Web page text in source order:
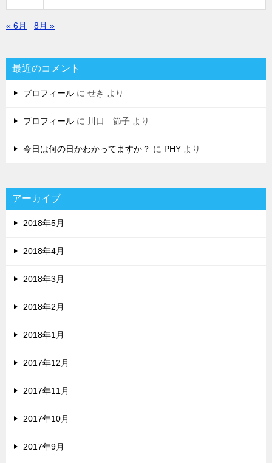
« 6月 8月 »
最近のコメント
プロフィール に せき より
プロフィール に 川口 節子 より
今日は何の日かわかってますか？ に PHY より
アーカイブ
2018年5月
2018年4月
2018年3月
2018年2月
2018年1月
2017年12月
2017年11月
2017年10月
2017年9月